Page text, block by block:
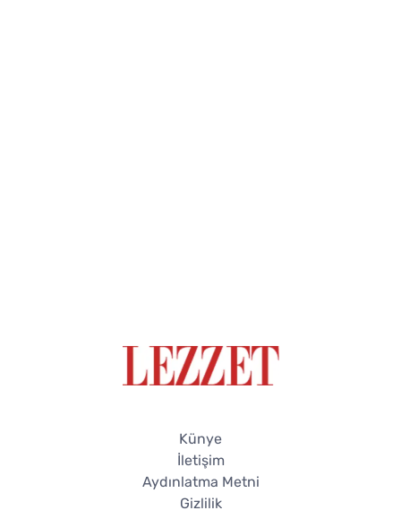
Künye
İletişim
Aydınlatma Metni
Gizlilik